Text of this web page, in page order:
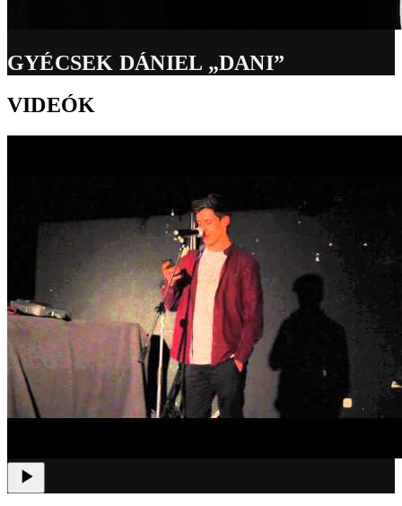
GYÉCSEK DÁNIEL „DANI”
VIDEÓK